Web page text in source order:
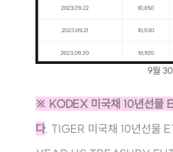
9월
※ KODEX 미국채 10년선물
다. TIGER 미국채 10년선물